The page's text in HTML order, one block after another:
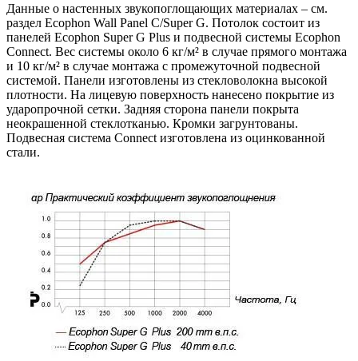
Данные о настенных звукопоглощающих материалах – см.
раздел Ecophon Wall Panel C/Super G. Потолок состоит из
панелей Ecophon Super G Plus и подвесной системы Ecophon
Connect. Вес системы около 6 кг/м² в случае прямого монтажа
и 10 кг/м² в случае монтажа с промежуточной подвесной
системой. Панели изготовлены из стекловолокна высокой
плотности. На лицевую поверхность нанесено покрытие из
ударопрочной сетки. Задняя сторона панели покрыта
неокрашенной стеклотканью. Кромки загрунтованы.
Подвесная система Connect изготовлена из оцинкованной
стали.